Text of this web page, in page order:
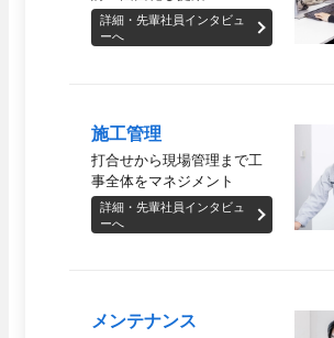
詳細・先輩社員インタビュ
ーへ
施工管理
打合せから現場管理まで工
事全体をマネジメント
詳細・先輩社員インタビュ
ーへ
メンテナンス
- 新卒採用
- キャリア採用
オフィスビル・工場
スポーツ施設
学校・病院・官公庁